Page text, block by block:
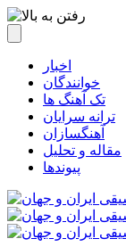
اخبار
خوانندگان
تک آهنگ ها
ترانه سرایان
آهنگسازان
مقاله و تحلیل
پیوندها